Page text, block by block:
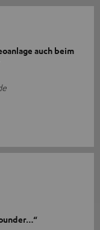
auch beim